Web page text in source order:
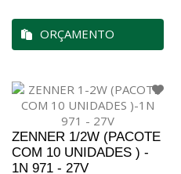
ORÇAMENTO
ZENNER 1/2W (PACOTE
COM 10 UNIDADES ) -
1N 971 - 27V